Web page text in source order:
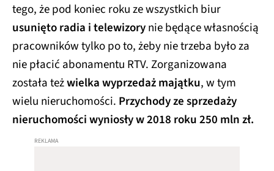
tego, że pod koniec roku ze wszystkich biur
usunięto radia i telewizorynie będące własnością
pracowników tylko po to, żeby nie trzeba było za
nie płacić abonamentu RTV. Zorganizowana
została teżwielka wyprzedaż majątku, w tym
wielu nieruchomości. Przychody ze sprzedaży
nieruchomości wyniosły w 2018 roku 250 mln zł.